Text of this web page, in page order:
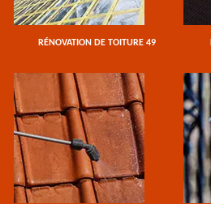
RÉNOVATION DE TOITURE 49